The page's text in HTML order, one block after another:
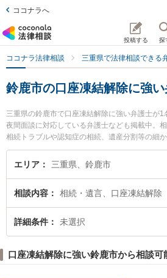
ココナラへ
投稿する 探
ココナラ法律相談 三重県で法律相談できる
鈴鹿市の口座凍結解除に強
三重県の鈴鹿市で口座凍結解除に強い弁護士が
夜間面談に対応している弁護士なども掲載中。
相続トラブルや認知症の相続、遺産分割等の細
き便利です。特に川戸綜合法律事務所の川戸 雄
弁護士費用、強みなどが注目されています。『
結解除を法律相談できる鈴鹿市内の弁護士に相
相談者さんにおすすめです。
エリア 三重県、鈴鹿市
相談内容 相続・遺言、口座凍結解除
詳細条件 未選択
口座凍結解除に強い鈴鹿市から相談可